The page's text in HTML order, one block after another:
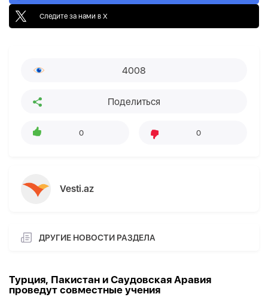
Следите за нами в X
4008
Поделиться
0 0
Vesti.az
ДРУГИЕ НОВОСТИ РАЗДЕЛА
Турция, Пакистан и Саудовская Аравия
проведут совместные учения